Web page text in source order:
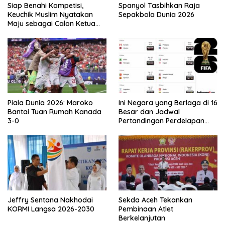
Siap Benahi Kompetisi,
Keuchik Muslim Nyatakan
Maju sebagai Calon Ketua
Spanyol Tasbihkan Raja
Sepakbola Dunia 2026
Piala Dunia 2026: Maroko
Bantai Tuan Rumah Kanada
3-0
Ini Negara yang Berlaga di 16
Besar dan Jadwal
Pertandingan Perdelapan
Jeffry Sentana Nakhodai
KORMI Langsa 2026-2030
Sekda Aceh Tekankan
Pembinaan Atlet
Berkelanjutan